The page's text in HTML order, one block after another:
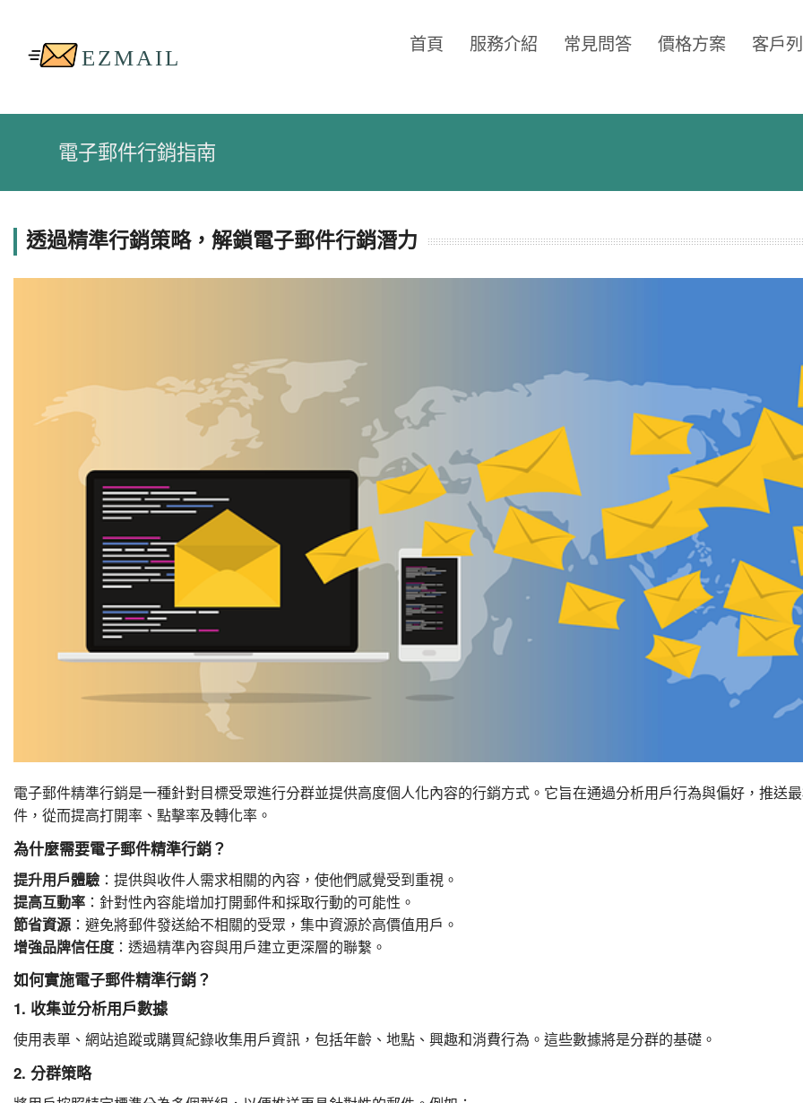
首頁 服務介紹 常見問答 價格方案 客戶
電子郵件行銷指南
透過精準行銷策略，解鎖電子郵件行銷潛力
電子郵件精準行銷是一種針對目標受眾進行分群並提供高度個人化內容的行銷方式。它旨在通過分析用戶行為與偏好，推送
件，從而提高打開率、點擊率及轉化率。
為什麼需要電子郵件精準行銷？
提升用戶體驗 ：提供與收件人需求相關的內容，使他們感覺受到重視。
提高互動率 ：針對性內容能增加打開郵件和採取行動的可能性。
節省資源 ：避免將郵件發送給不相關的受眾，集中資源於高價值用戶。
增強品牌信任度 ：透過精準內容與用戶建立更深層的聯繫。
如何實施電子郵件精準行銷？
1. 收集並分析用戶數據
使用表單、網站追蹤或購買紀錄收集用戶資訊，包括年齡、地點、興趣和消費行為。這些數據將是分群的基礎。
2. 分群策略